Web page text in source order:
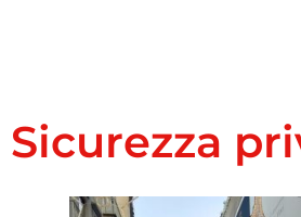
Sicurezza